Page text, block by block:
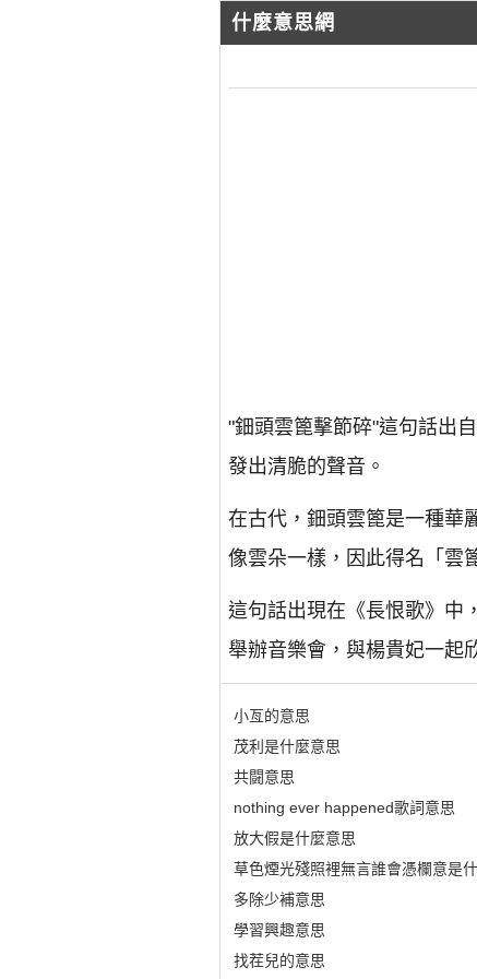
什麼意思網
"鈿頭雲篦擊節碎"這句話出
發出清脆的聲音。
在古代，鈿頭雲篦是一種華
像雲朵一樣，因此得名「雲
這句話出現在《長恨歌》中
舉辦音樂會，與楊貴妃一起
小亙的意思
茂利是什麼意思
共闘意思
nothing ever happened歌詞意思
放大假是什麼意思
草色煙光殘照裡無言誰會憑欄意是
多除少補意思
學習興趣意思
找茬兒的意思